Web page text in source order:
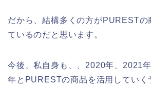
だから、結構多くの方がPURESTの
ているのだと思います。
今後、私自身も、、2020年、2021
年とPURESTの商品を活用していく